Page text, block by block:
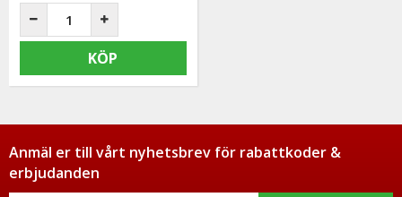
KÖP
Anmäl er till vårt nyhetsbrev för rabattkoder &
erbjudanden